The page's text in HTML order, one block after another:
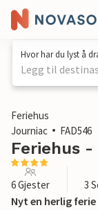
Hvor har du lyst å
Legg til
1 / 37
Feriehus
Journiac
FAD546
Feriehus
6 Gjester 3
Nyt en herlig